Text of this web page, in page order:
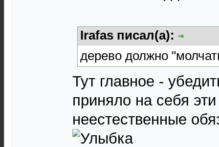
Irafas писал(а):
дерево должно
Тут главное -
приняло на себя
неестественные